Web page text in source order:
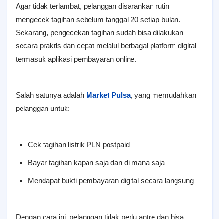
Agar tidak terlambat, pelanggan disarankan rutin
mengecek tagihan sebelum tanggal 20 setiap bulan.
Sekarang, pengecekan tagihan sudah bisa dilakukan
secara praktis dan cepat melalui berbagai platform digital,
termasuk aplikasi pembayaran online.
Salah satunya adalah Market Pulsa, yang memudahkan
pelanggan untuk:
Cek tagihan listrik PLN postpaid
Bayar tagihan kapan saja dan di mana saja
Mendapat bukti pembayaran digital secara langsung
Dengan cara ini, pelanggan tidak perlu antre dan bisa